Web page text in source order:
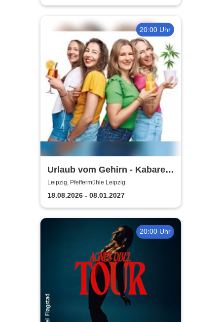
20:00 Uhr
Urlaub vom Gehirn - Kabarett
Leipziger Pfeffermühle
Leipzig, Pfeffermühle Leipzig
18.08.2026 - 08.01.2027
20:00 Uhr